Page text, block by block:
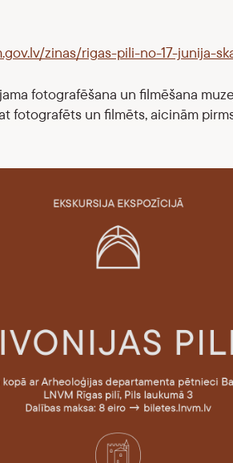
zinas/rigas-pili-no-17-junija-
fotografēšana un filmēšana
fotografēts un filmēts, aicinām